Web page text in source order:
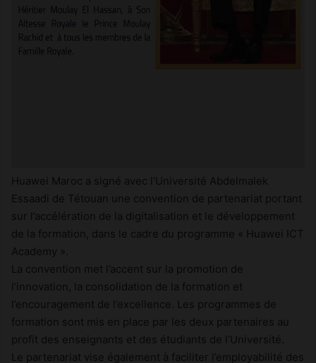
Huawei Maroc a signé avec l’Université Abdelmalek
Essaadi de Tétouan une convention de partenariat portant
sur l’accélération de la digitalisation et le développement
de la formation, dans le cadre du programme « Huawei ICT
Academy ».
La convention met l’accent sur la promotion de
l’innovation, la consolidation de la formation et
l’encouragement de l’excellence. Les programmes de
formation sont mis en place par les deux partenaires au
profit des enseignants et des étudiants de l’Université.
Le partenariat vise également à faciliter l’employabilité des